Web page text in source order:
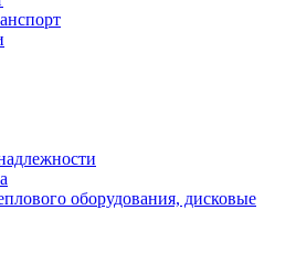
оборудования, дисковые